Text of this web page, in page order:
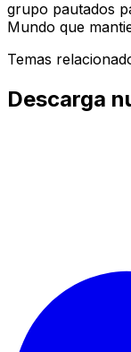
grupo pautados
Mundo que
Temas
Descarga